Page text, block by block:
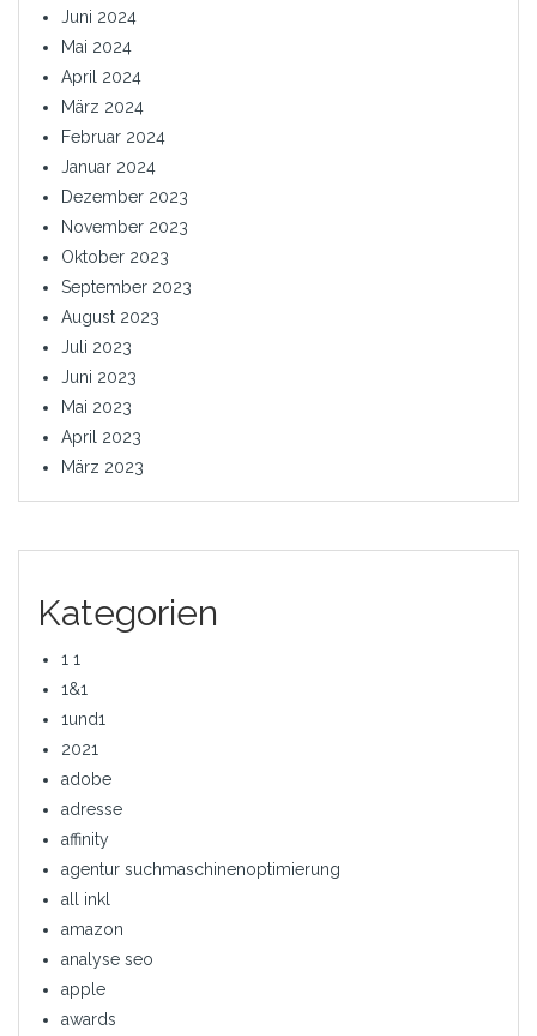
Juni 2024
Mai 2024
April 2024
März 2024
Februar 2024
Januar 2024
Dezember 2023
November 2023
Oktober 2023
September 2023
August 2023
Juli 2023
Juni 2023
Mai 2023
April 2023
März 2023
Kategorien
1 1
1&1
1und1
2021
adobe
adresse
affinity
agentur suchmaschinenoptimierung
all inkl
amazon
analyse seo
apple
awards